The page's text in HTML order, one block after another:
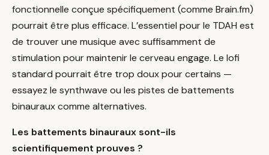
fonctionnelle conçue spécifiquement (comme Brain.fm)
pourrait être plus efficace. L’essentiel pour le TDAH est
de trouver une musique avec suffisamment de
stimulation pour maintenir le cerveau engage. Le lofi
standard pourrait être trop doux pour certains —
essayez le synthwave ou les pistes de battements
binauraux comme alternatives.
Les battements binauraux sont-ils
scientifiquement prouves ?